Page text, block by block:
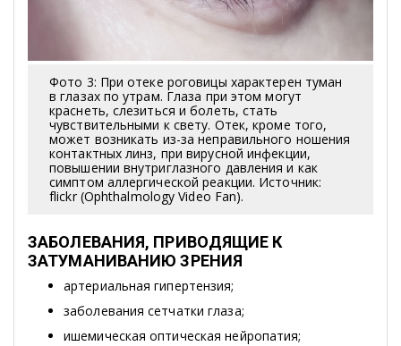
Фото 3: При отеке роговицы характерен туман
в глазах по утрам. Глаза при этом могут
краснеть, слезиться и болеть, стать
чувствительными к свету. Отек, кроме того,
может возникать из-за неправильного ношения
контактных линз, при вирусной инфекции,
повышении внутриглазного давления и как
симптом аллергической реакции. Источник:
flickr (Ophthalmology Video Fan).
ЗАБОЛЕВАНИЯ, ПРИВОДЯЩИЕ К
ЗАТУМАНИВАНИЮ ЗРЕНИЯ
артериальная гипертензия;
заболевания сетчатки глаза;
ишемическая оптическая нейропатия;